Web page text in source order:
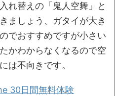
れ替えの「鬼人空舞」と
ましょう、ガタイが大き
でおすすめですが小さい
かわからなくなるので空
は不向きです。
30日間無料体験